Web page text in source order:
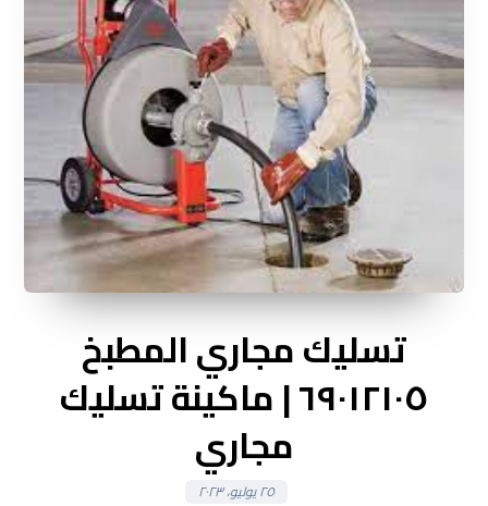
تسليك مجاري المطبخ
٦٩٠١٢١٠٥ | ماكينة تسليك
مجاري
٢٥ يوليو، ٢٠٢٣